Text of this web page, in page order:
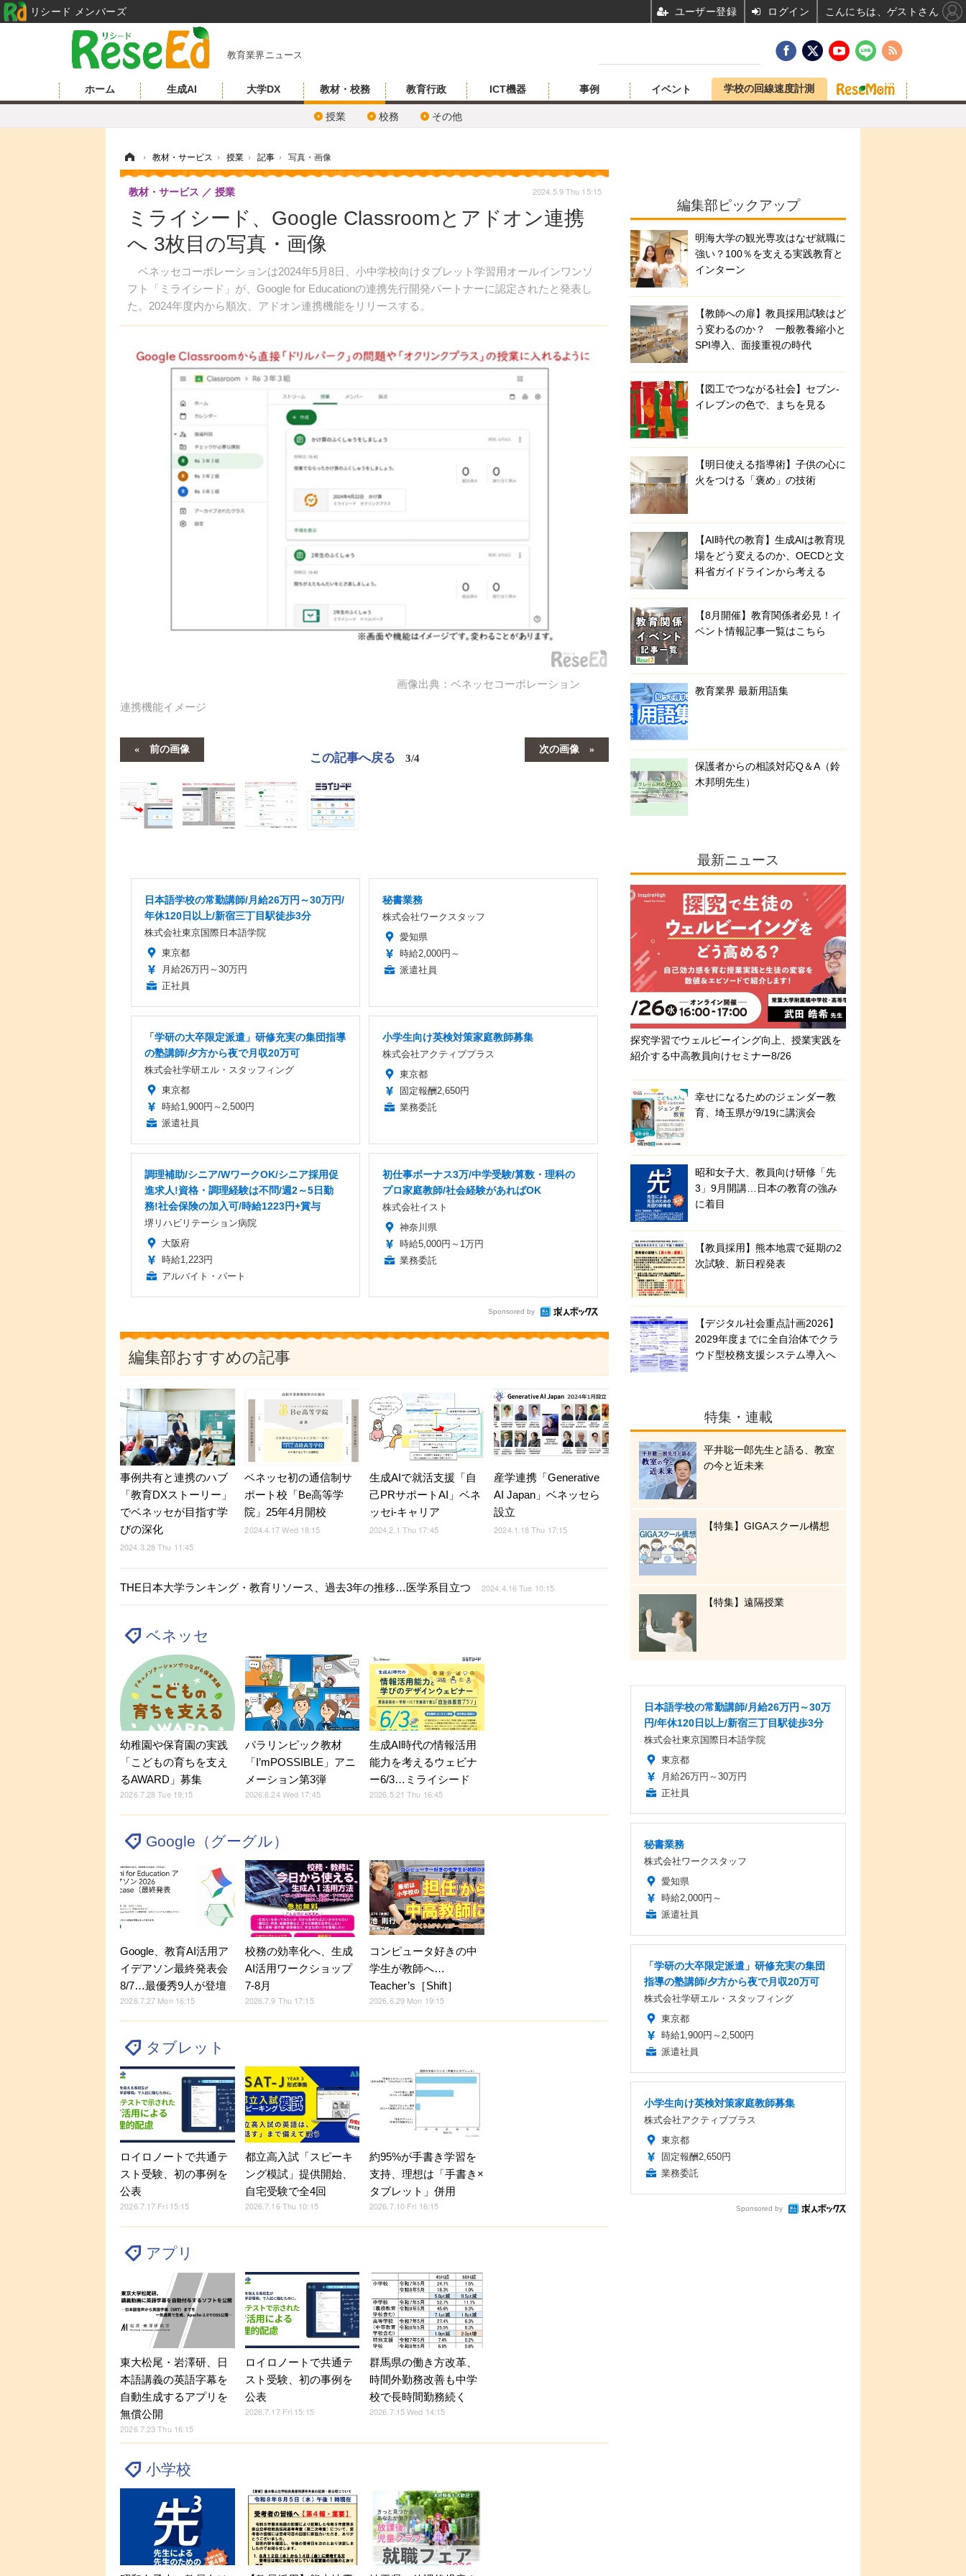
教育業界ニュース
ホーム 生成AI 大学DX 教材・校務
授業 校務 その他
教育行政 ICT機器 事例 イベント 学校の回線速度計測
› 教材・サービス › 授業 › 記事 › 写真・画像
ミライシード、Google Classroomとアドオン連携
へ 3枚目の写真・画像
ベネッセコーポレーションは2024年5月8日、小中学校向けタブレット学習用オールインワンソ
フト「ミライシード」が、Google for Educationの連携先行開発パートナーに認定されたと発表し
た。2024年度内から順次、アドオン連携機能をリリースする。
教材・サービス 授業 2024.5.9 Thu 15:15
画像出典：ベネッセコーポレーション
連携機能イメージ
前の画像 次の画像
この記事へ戻る 3/4
日本語学校の常勤講師/月給26万円～30万円/
年休120日以上/新宿三丁目駅徒歩3分
株式会社東京国際日本語学院
東京都
月給26万円～30万円
正社員
秘書業務
株式会社ワークスタッフ
愛知県
時給2,000円～
派遣社員
「学研の大卒限定派遣」研修充実の集団指導
の塾講師/夕方から夜で月収20万可
株式会社学研エル・スタッフィング
東京都
時給1,900円～2,500円
派遣社員
小学生向け英検対策家庭教師募集
株式会社アクティブプラス
東京都
固定報酬2,650円
業務委託
調理補助/シニア/WワークOK/シニア採用促
進求人!資格・調理経験は不問/週2～5日勤
務!社会保険の加入可/時給1223円+賞与
堺リハビリテーション病院
大阪府
時給1,223円
アルバイト・パート
初仕事ボーナス3万/中学受験/算数・理科の
プロ家庭教師/社会経験があればOK
株式会社イスト
神奈川県
時給5,000円～1万円
業務委託
Sponsored by
編集部おすすめの記事
事例共有と連携のハブ
「教育DXストーリー」
でベネッセが目指す学
びの深化
2024.3.28 Thu 11:45
ベネッセ初の通信制サ
ポート校「Be高等学
院」25年4月開校
2024.4.17 Wed 18:15
生成AIで就活支援「自
己PRサポートAI」ベネ
ッセi-キャリア
2024.2.1 Thu 17:45
産学連携「Generative
AI Japan」ベネッセら
設立
2024.1.18 Thu 17:15
THE日本大学ランキング・教育リソース、過去3年の推移…医学系目立つ 2024.4.16 Tue 10:15
ベネッセ
幼稚園や保育園の実践
「こどもの育ちを支え
るAWARD」募集
2026.7.28 Tue 19:15
パラリンピック教材
「I’mPOSSIBLE」アニ
メーション第3弾
2026.6.24 Wed 17:45
生成AI時代の情報活用
能力を考えるウェビナ
ー6/3…ミライシード
2026.5.21 Thu 16:45
Google（グーグル）
Google、教育AI活用ア
イデアソン最終発表会
8/7…最優秀9人が登壇
2026.7.27 Mon 16:15
校務の効率化へ、生成
AI活用ワークショップ
7-8月
2026.7.9 Thu 17:15
コンピュータ好きの中
学生が教師へ…
Teacher’s［Shift］
2026.6.29 Mon 19:15
タブレット
ロイロノートで共通テ
スト受験、初の事例を
公表
2026.7.17 Fri 15:15
都立高入試「スピーキ
ング模試」提供開始、
自宅受験で全4回
2026.7.16 Thu 10:15
約95%が手書き学習を
支持、理想は「手書き×
タブレット」併用
2026.7.10 Fri 16:15
アプリ
東大松尾・岩澤研、日
本語講義の英語字幕を
自動生成するアプリを
無償公開
2026.7.23 Thu 16:15
ロイロノートで共通テ
スト受験、初の事例を
公表
2026.7.17 Fri 15:15
群馬県の働き方改革、
時間外勤務改善も中学
校で長時間勤務続く
2026.7.15 Wed 14:15
小学校
編集部ピックアップ
明海大学の観光専攻はなぜ就職に
強い？100％を支える実践教育と
インターン
【教師への扉】教員採用試験はど
う変わるのか？ 一般教養縮小と
SPI導入、面接重視の時代
【図工でつながる社会】セブン‐
イレブンの色で、まちを見る
【明日使える指導術】子供の心に
火をつける「褒め」の技術
【AI時代の教育】生成AIは教育現
場をどう変えるのか、OECDと文
科省ガイドラインから考える
【8月開催】教育関係者必見！イ
ベント情報記事一覧はこちら
教育業界 最新用語集
保護者からの相談対応Q＆A（鈴
木邦明先生）
最新ニュース
探究学習でウェルビーイング向上、授業実践を
紹介する中高教員向けセミナー8/26
幸せになるためのジェンダー教
育、埼玉県が9/19に講演会
昭和女子大、教員向け研修「先
3」9月開講…日本の教育の強み
に着目
【教員採用】熊本地震で延期の2
次試験、新日程発表
【デジタル社会重点計画2026】
2029年度までに全自治体でクラ
ウド型校務支援システム導入へ
特集・連載
平井聡一郎先生と語る、教室
の今と近未来
【特集】GIGAスクール構想
【特集】遠隔授業
日本語学校の常勤講師/月給26万円～30万
円/年休120日以上/新宿三丁目駅徒歩3分
株式会社東京国際日本語学院
東京都
月給26万円～30万円
正社員
秘書業務
株式会社ワークスタッフ
愛知県
時給2,000円～
派遣社員
「学研の大卒限定派遣」研修充実の集団
指導の塾講師/夕方から夜で月収20万可
株式会社学研エル・スタッフィング
東京都
時給1,900円～2,500円
派遣社員
小学生向け英検対策家庭教師募集
株式会社アクティブプラス
東京都
固定報酬2,650円
業務委託
Sponsored by
リシード メンバーズ ユーザー登録 ログイン こんにちは、ゲストさん